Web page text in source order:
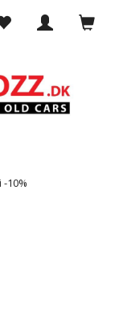
10%